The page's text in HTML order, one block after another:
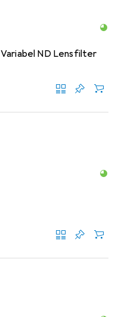
Variabel ND Lensfilter